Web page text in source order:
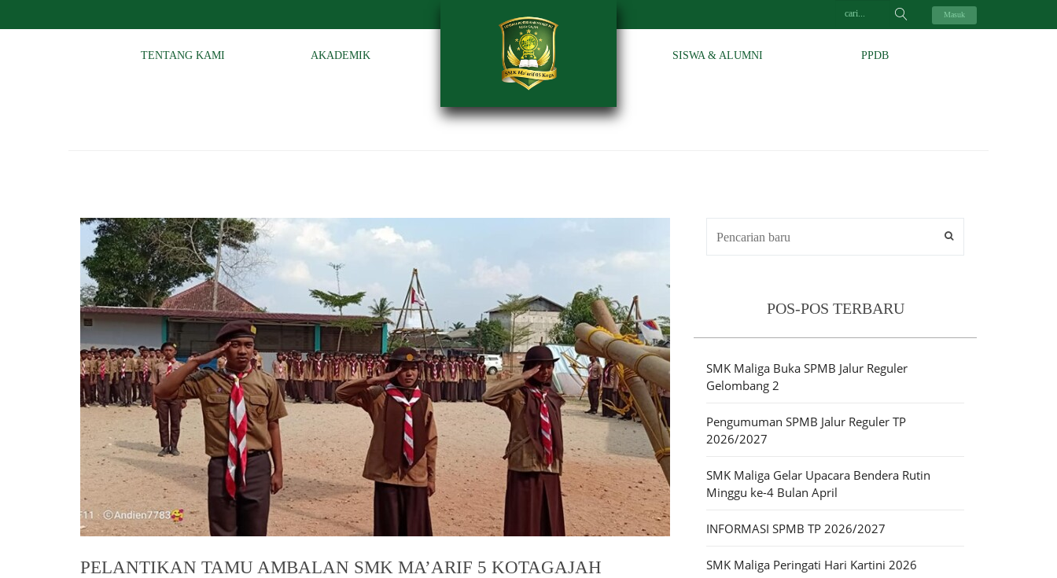
Masuk
TENTANG KAMI AKADEMIK SISWA & ALUMNI PPDB
PELANTIKAN TAMU AMBALAN SMK MA’ARIF 5 KOTAGAJAH
POS-POS TERBARU
SMK Maliga Buka SPMB Jalur Reguler
Gelombang 2
Pengumuman SPMB Jalur Reguler TP
2026/2027
SMK Maliga Gelar Upacara Bendera Rutin
Minggu ke-4 Bulan April
INFORMASI SPMB TP 2026/2027
SMK Maliga Peringati Hari Kartini 2026